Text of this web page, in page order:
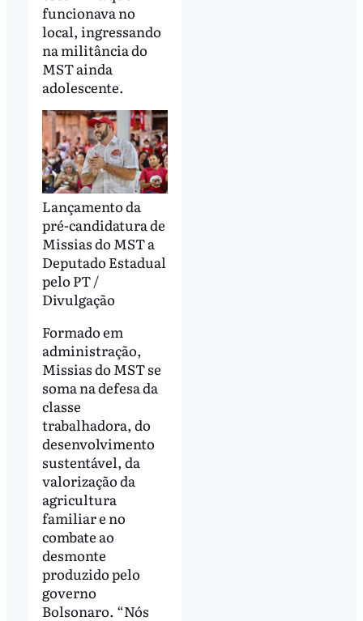
funcionava no
local, ingressando
na militância do
MST ainda
adolescente.
Lançamento da
pré-candidatura de
Missias do MST a
Deputado Estadual
pelo PT /
Divulgação
Formado em
administração,
Missias do MST se
soma na defesa da
classe
trabalhadora, do
desenvolvimento
sustentável, da
valorização da
agricultura
familiar e no
combate ao
desmonte
produzido pelo
governo
Bolsonaro. “Nós